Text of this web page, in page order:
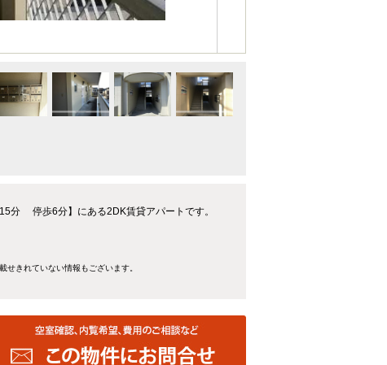
分 停歩6分】にある2DK賃貸アパートです。
きれていない情報もございます。